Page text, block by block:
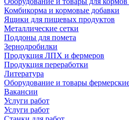
Комбикорма и кормовые добавки
Ящики для пищевых продуктов
Металлические сетки
Поддоны для помета
Зернодробилки
Продукция ЛПХ и фермеров
Продукция переработки
Литература
Оборудование и товары
Вакансии
Услуги работ
Услуги работ